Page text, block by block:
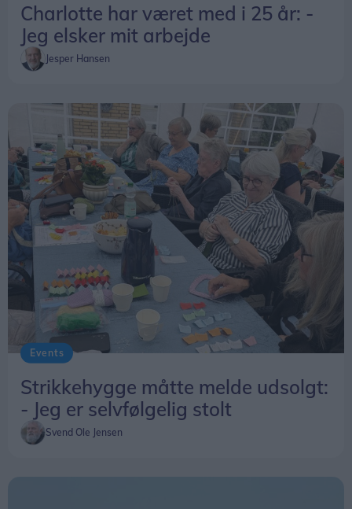
Charlotte har været med i 25 år: -
Jeg elsker mit arbejde
Jesper Hansen
Events
Strikkehygge måtte melde udsolgt:
- Jeg er selvfølgelig stolt
Svend Ole Jensen